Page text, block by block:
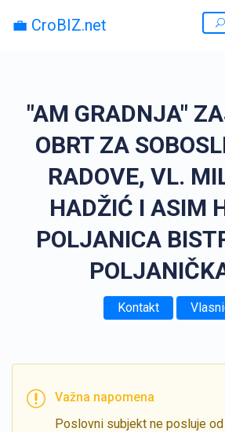
💼 CroBIZ.net
"AM GRADNJA"
OBRT ZA
RADOVE, VL.
HADŽIĆ I ASIM
POLJANICA
Kontakt
Važna napomena
Poslovni subjekt ne posluje